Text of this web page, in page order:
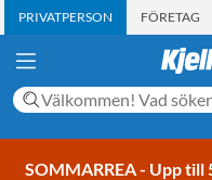
PRIVATPERSON FÖRETAG
SOMMARREA - Upp till